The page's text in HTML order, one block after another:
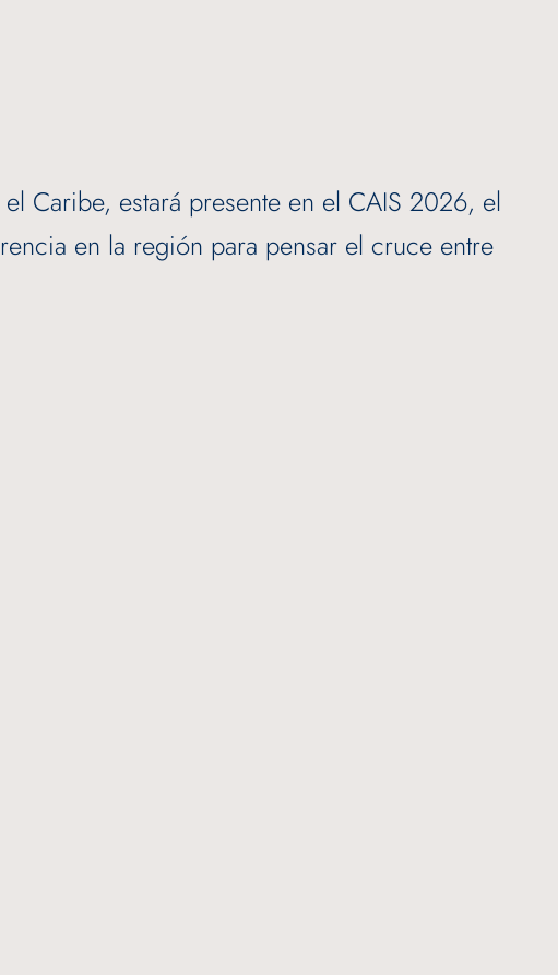
Caribe, estará presente en el CAIS 2026, el
en la región para pensar el cruce entre